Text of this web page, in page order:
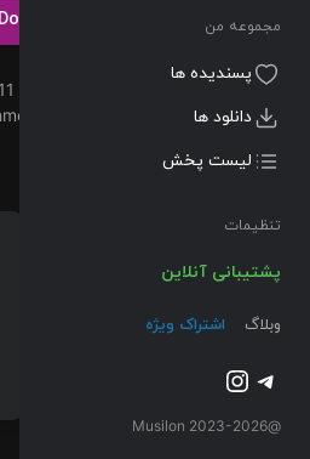
مجموعه من
پسندیده ها
دانلود ها
لیست پخش
تنظیمات
پشتیبانی آنلاین
وبلاگ اشتراک ویژه
تلگراماینستاگرم
@2023-2026 Musilon
Download
Arista Records LLC, a division